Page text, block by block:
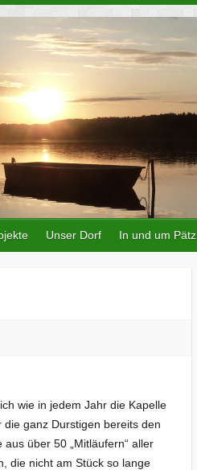
Unser Dorf In und um Pätz
wie in jedem Jahr die Kapelle
die ganz Durstigen bereits den
über 50 „Mitläufern“ aller
die nicht am Stück so lange